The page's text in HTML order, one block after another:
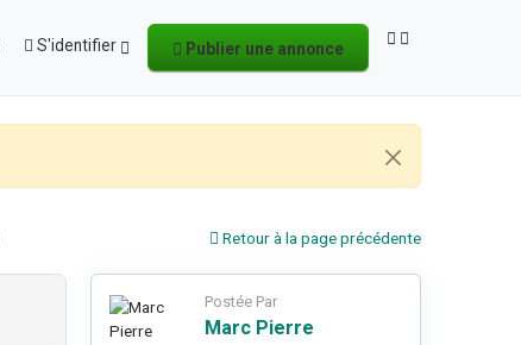
S'identifier Publier une annonce
Retour à la page précédente
Postée Par
Marc Pierre